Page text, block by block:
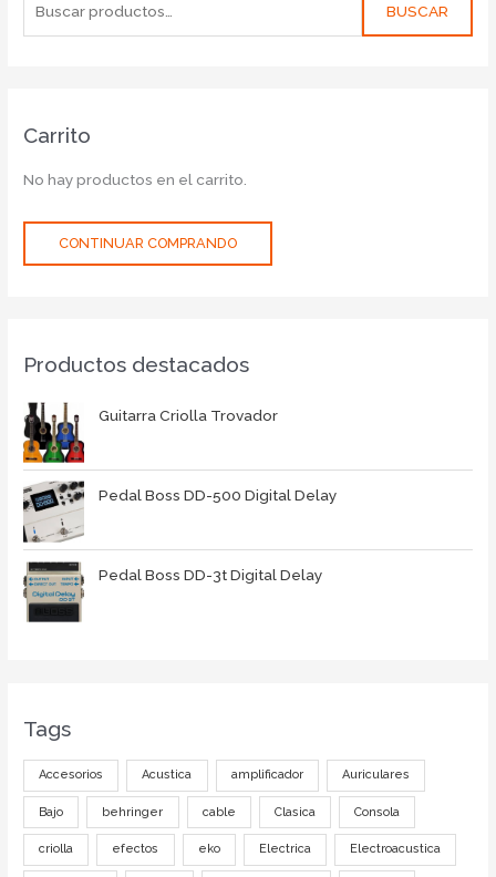
BUSCAR
Carrito
No hay productos en el carrito.
CONTINUAR COMPRANDO
Productos destacados
Guitarra Criolla Trovador
Pedal Boss DD-500 Digital Delay
Pedal Boss DD-3t Digital Delay
Tags
Accesorios Acustica amplificador Auriculares
Bajo behringer cable Clasica Consola
criolla efectos eko Electrica Electroacustica